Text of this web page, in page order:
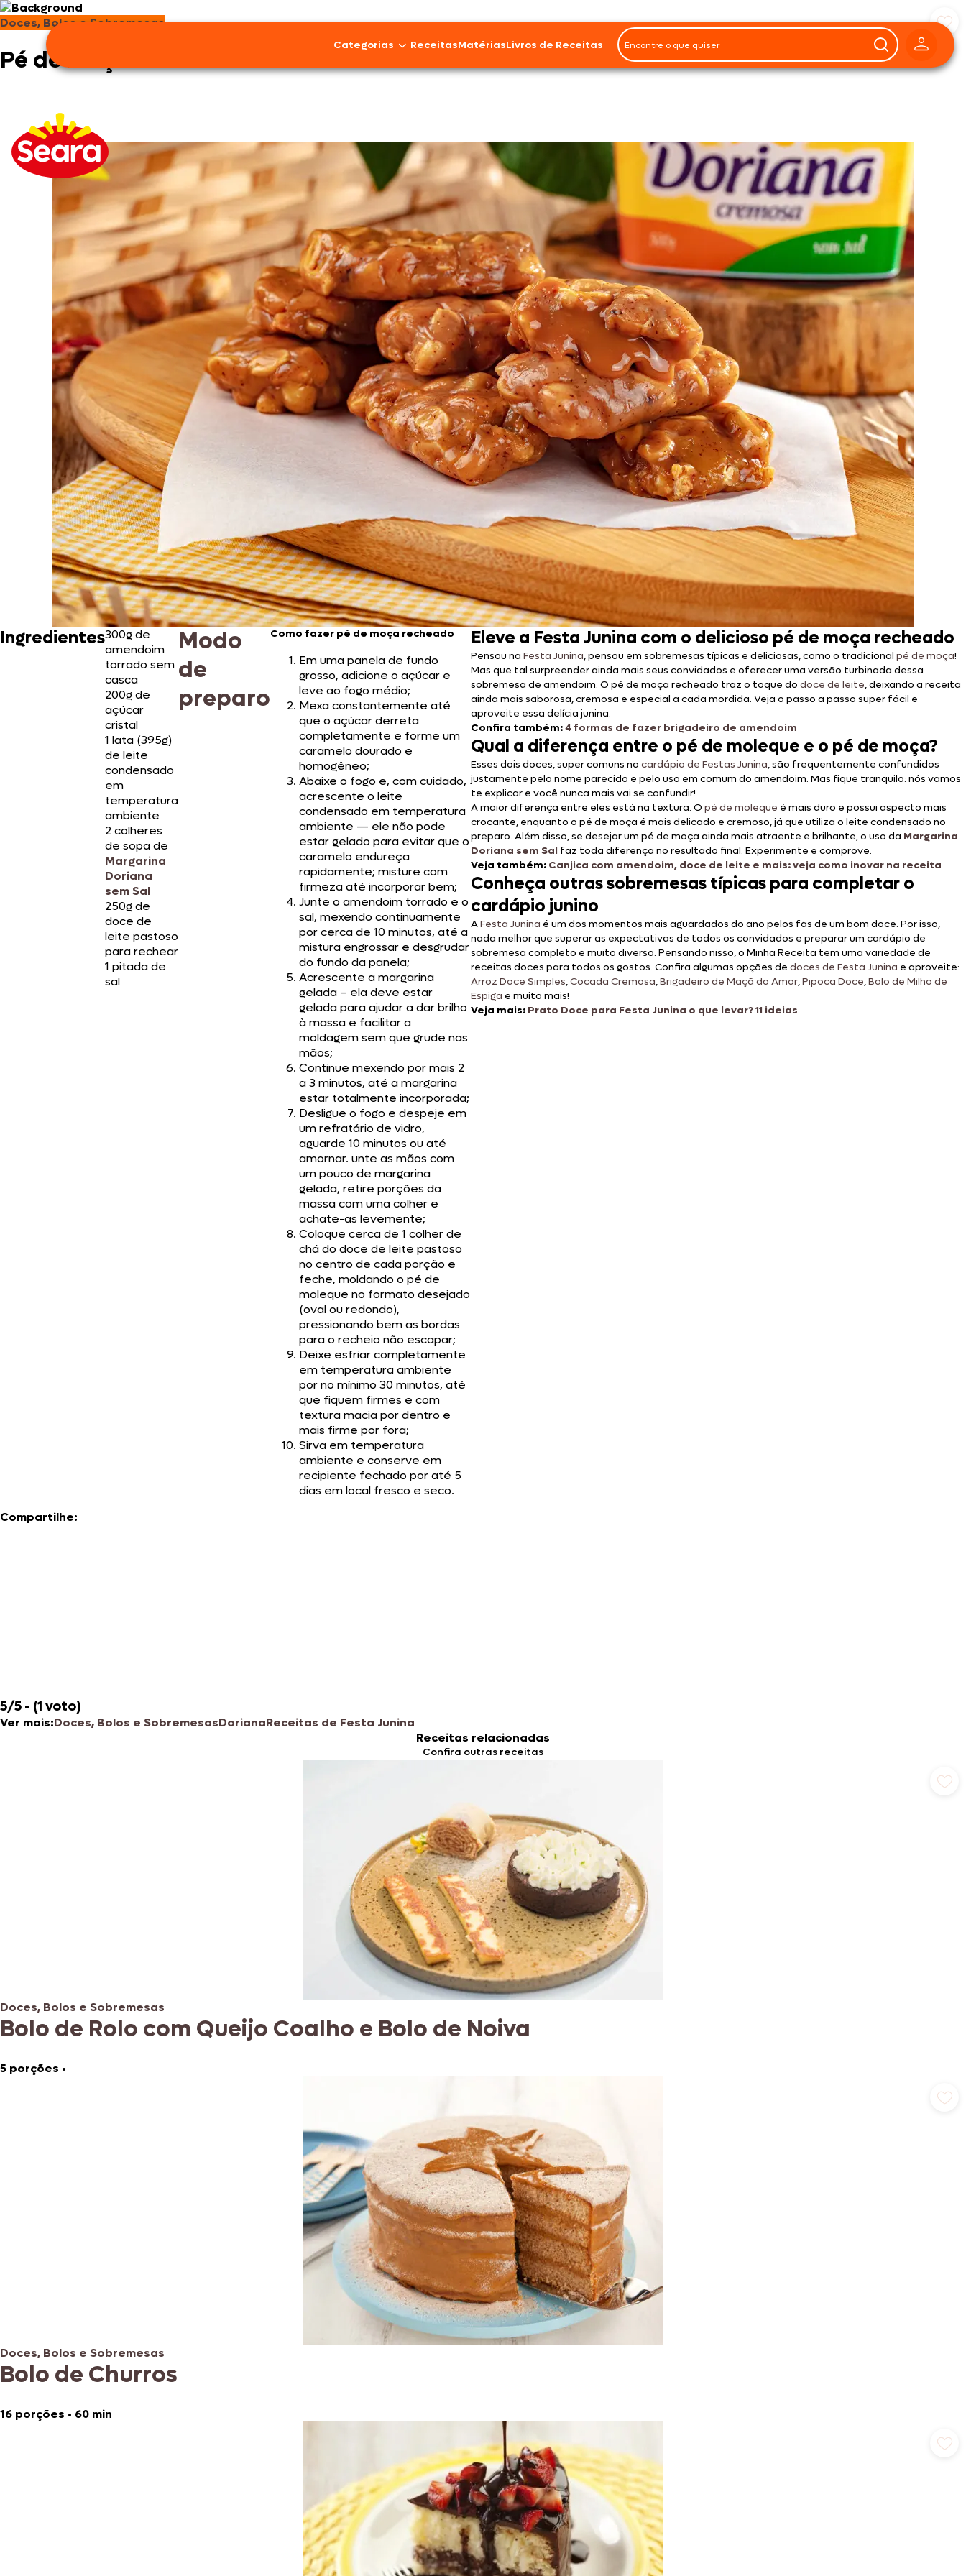
Categorias
Carnes Suínas
Aves
Frios e Embutidos
Peixes e Frutos do Mar
100% Vegetal
Doces, Bolos e Sobremesas
Pães e Massas
Bebidas
Entrevistas
ReceitasMatériasLivros de Receitas
Doces, Bolos e Sobremesas
Pé de moça recheado
Rendimento
Ingredientes300g de
amendoim
torrado sem
casca
200g de
açúcar
cristal
1 lata (395g)
de leite
condensado
em
temperatura
ambiente
2 colheres
de sopa de
Margarina
Doriana
sem Sal
250g de
doce de
leite pastoso
para rechear
1 pitada de
sal
Modo
de
preparo
Como fazer pé de moça recheado
Em uma panela de fundo
grosso, adicione o açúcar e
leve ao fogo médio;
Mexa constantemente até
que o açúcar derreta
completamente e forme um
caramelo dourado e
homogêneo;
Abaixe o fogo e, com cuidado,
acrescente o leite
condensado em temperatura
ambiente — ele não pode
estar gelado para evitar que o
caramelo endureça
rapidamente; misture com
firmeza até incorporar bem;
Junte o amendoim torrado e o
sal, mexendo continuamente
por cerca de 10 minutos, até a
mistura engrossar e desgrudar
do fundo da panela;
Acrescente a margarina
gelada – ela deve estar
gelada para ajudar a dar brilho
à massa e facilitar a
moldagem sem que grude nas
mãos;
Continue mexendo por mais 2
a 3 minutos, até a margarina
estar totalmente incorporada;
Desligue o fogo e despeje em
um refratário de vidro,
aguarde 10 minutos ou até
amornar. unte as mãos com
um pouco de margarina
gelada, retire porções da
massa com uma colher e
achate-as levemente;
Coloque cerca de 1 colher de
chá do doce de leite pastoso
no centro de cada porção e
feche, moldando o pé de
moleque no formato desejado
(oval ou redondo),
pressionando bem as bordas
para o recheio não escapar;
Deixe esfriar completamente
em temperatura ambiente
por no mínimo 30 minutos, até
que fiquem firmes e com
textura macia por dentro e
mais firme por fora;
Sirva em temperatura
ambiente e conserve em
recipiente fechado por até 5
dias em local fresco e seco.
Eleve a Festa Junina com o delicioso pé de moça recheado
Pensou naFesta Junina, pensou em sobremesas típicas e deliciosas, como o tradicionalpé de moça!
Mas que tal surpreender ainda mais seus convidados e oferecer uma versão turbinada dessa
sobremesa de amendoim. O pé de moça recheado traz o toque dodoce de leite, deixando a receita
ainda mais saborosa, cremosa e especial a cada mordida. Veja o passo a passo super fácil e
aproveite essa delícia junina.
Confira também:4 formas de fazer brigadeiro de amendoim
Qual a diferença entre o pé de moleque e o pé de moça?
Esses dois doces, super comuns nocardápio de Festas Junina, são frequentemente confundidos
justamente pelo nome parecido e pelo uso em comum do amendoim. Mas fique tranquilo: nós vamos
te explicar e você nunca mais vai se confundir!
A maior diferença entre eles está na textura. Opé de moleque é mais duro e possui aspecto mais
crocante, enquanto o pé de moça é mais delicado e cremoso, já que utiliza o leite condensado no
preparo. Além disso, se desejar um pé de moça ainda mais atraente e brilhante, o uso da Margarina
Doriana sem Sal faz toda diferença no resultado final. Experimente e comprove.
Veja também: Canjica com amendoim, doce de leite e mais: veja como inovar na receita
Conheça outras sobremesas típicas para completar o
cardápio junino
AFesta Junina é um dos momentos mais aguardados do ano pelos fãs de um bom doce. Por isso,
nada melhor que superar as expectativas de todos os convidados e preparar um cardápio de
sobremesa completo e muito diverso. Pensando nisso, o Minha Receita tem uma variedade de
receitas doces para todos os gostos. Confira algumas opções dedoces de Festa Junina e aproveite:
Arroz Doce Simples,Cocada Cremosa,Brigadeiro de Maçã do Amor,Pipoca Doce,Bolo de Milho de
Espiga e muito mais!
Veja mais: Prato Doce para Festa Junina o que levar? 11 ideias
Compartilhe:
5/5 - (1 voto)
Ver mais:Doces, Bolos e SobremesasDorianaReceitas de Festa Junina
Receitas relacionadas
Confira outras receitas
Doces, Bolos e Sobremesas
Bolo de Rolo com Queijo Coalho e Bolo de Noiva
5 porções •
Doces, Bolos e Sobremesas
Bolo de Churros
16 porções • 60 min